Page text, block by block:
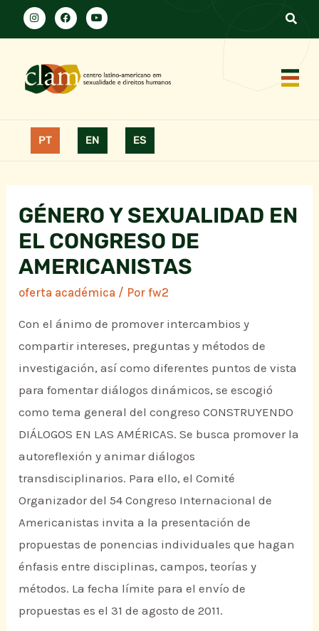
PT EN ES
GÉNERO Y SEXUALIDAD EN
EL CONGRESO DE
AMERICANISTAS
oferta académica / Porfw2
Con el ánimo de promover intercambios y
compartir intereses, preguntas y métodos de
investigación, así como diferentes puntos de vista
para fomentar diálogos dinámicos, se escogió
como tema general del congreso CONSTRUYENDO
DIÁLOGOS EN LAS AMÉRICAS. Se busca promover la
autoreflexión y animar diálogos
transdisciplinarios. Para ello, el Comité
Organizador del 54 Congreso Internacional de
Americanistas invita a la presentación de
propuestas de ponencias individuales que hagan
énfasis entre disciplinas, campos, teorías y
métodos. La fecha límite para el envío de
propuestas es el 31 de agosto de 2011.